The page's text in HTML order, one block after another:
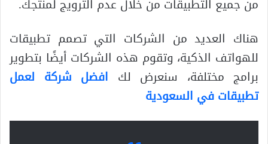
من جميع التطبيقات من خلال عدم الترويج لمنتجك.
هناك العديد من الشركات التي تصمم تطبيقات
للهواتف الذكية، وتقوم هذه الشركات أيضًا بتطوير
برامج مختلفة، سنعرض لك افضل شركة لعمل
تطبيقات في السعودية